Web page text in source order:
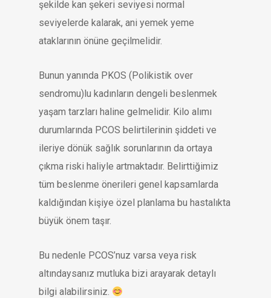
şekilde kan şekeri seviyesi normal
seviyelerde kalarak, ani yemek yeme
ataklarının önüne geçilmelidir.
Bunun yanında PKOS (Polikistik over
sendromu)lu kadınların dengeli beslenmek
yaşam tarzları haline gelmelidir. Kilo alımı
durumlarında PCOS belirtilerinin şiddeti ve
ileriye dönük sağlık sorunlarının da ortaya
çıkma riski haliyle artmaktadır. Belirttiğimiz
tüm beslenme önerileri genel kapsamlarda
kaldığından kişiye özel planlama bu hastalıkta
büyük önem taşır.
Bu nedenle PCOS’nuz varsa veya risk
altındaysanız mutluka bizi arayarak detaylı
bilgi alabilirsiniz.